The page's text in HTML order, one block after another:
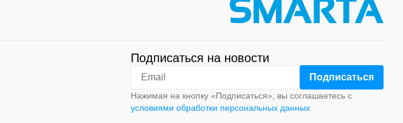
Подписаться на новости
Нажимая на кнопку «Подписаться», вы соглашаетесь с
условиями обработки персональных данных